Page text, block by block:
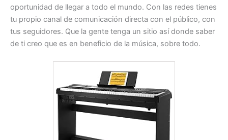
oportunidad de llegar a todo el mundo. Con las redes tienes
tu propio canal de comunicación directa con el público, con
tus seguidores. Que la gente tenga un sitio así donde saber
de ti creo que es en beneficio de la música, sobre todo.